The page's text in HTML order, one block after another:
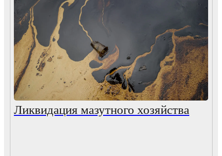
Ликвидация мазутного хозяйства